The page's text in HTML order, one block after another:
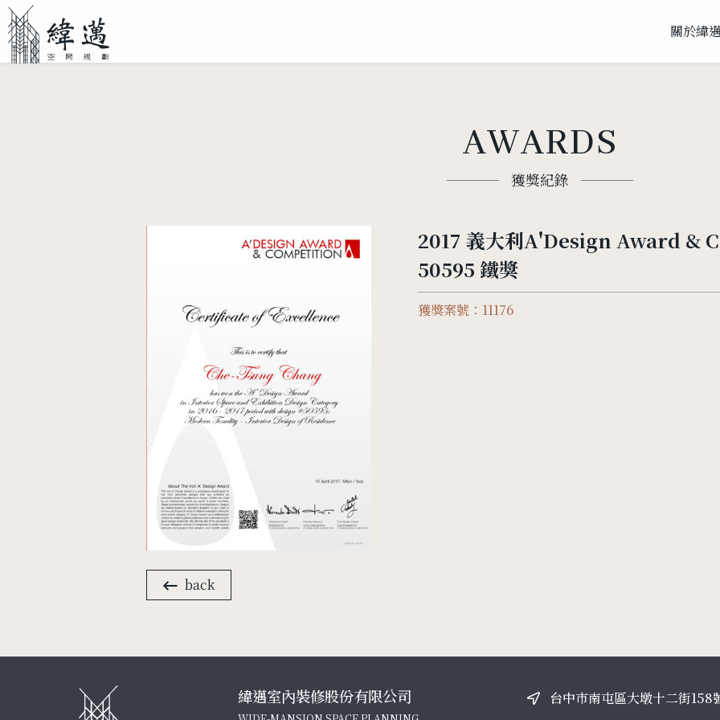
關於緯
AWARDS
獲獎紀錄
back
2017 義大利A'Design Award &
50595 鐵獎
獲獎案號：11176
緯邁室內裝修股份有限公司
台中市南屯區大墩十二街158